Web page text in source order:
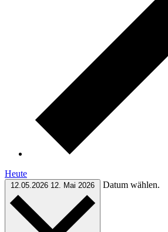
Heute
12.05.2026 12. Mai 2026 Datum wählen.